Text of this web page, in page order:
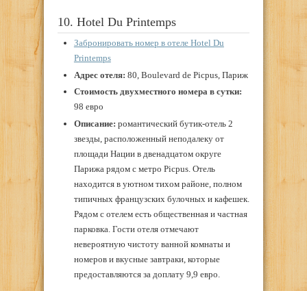
10. Hotel Du Printemps
Забронировать номер в отеле Hotel Du
Printemps
Адрес отеля: 80, Boulevard de Picpus, Париж
Стоимость двухместного номера в сутки:
98 евро
Описание: романтический бутик-отель 2
звезды, расположенный неподалеку от
площади Нации в двенадцатом округе
Парижа рядом с метро Picpus. Отель
находится в уютном тихом районе, полном
типичных французских булочных и кафешек.
Рядом с отелем есть общественная и частная
парковка. Гости отеля отмечают
невероятную чистоту ванной комнаты и
номеров и вкусные завтраки, которые
предоставляются за доплату 9,9 евро.